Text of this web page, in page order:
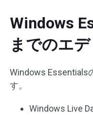
Windows
までのエ
Windows Essentials
す。
Windows Live